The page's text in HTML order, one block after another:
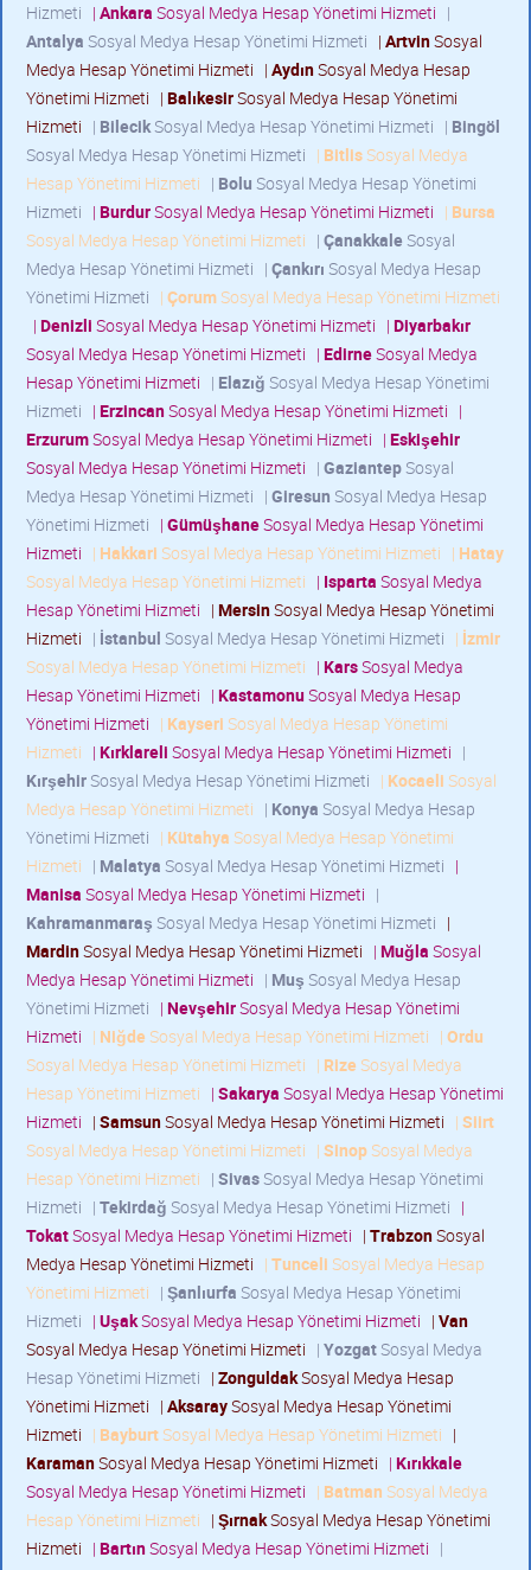
Hizmeti | Ankara Sosyal Medya Hesap Yönetimi Hizmeti |
Antalya Sosyal Medya Hesap Yönetimi Hizmeti | ArtvinSosyal
Medya Hesap Yönetimi Hizmeti | AydınSosyal Medya Hesap
Yönetimi Hizmeti | BalıkesirSosyal Medya Hesap Yönetimi
Hizmeti | BilecikSosyal Medya Hesap Yönetimi Hizmeti | Bingöl
Sosyal Medya Hesap Yönetimi Hizmeti | BitlisSosyal Medya
Hesap Yönetimi Hizmeti | Bolu Sosyal Medya Hesap Yönetimi
Hizmeti | BurdurSosyal Medya Hesap Yönetimi Hizmeti | Bursa
Sosyal Medya Hesap Yönetimi Hizmeti | Çanakkale Sosyal
Medya Hesap Yönetimi Hizmeti | Çankırı Sosyal Medya Hesap
Yönetimi Hizmeti | ÇorumSosyal Medya Hesap Yönetimi Hizmeti
| Denizli Sosyal Medya Hesap Yönetimi Hizmeti | Diyarbakır
Sosyal Medya Hesap Yönetimi Hizmeti | EdirneSosyal Medya
Hesap Yönetimi Hizmeti | Elazığ Sosyal Medya Hesap Yönetimi
Hizmeti | ErzincanSosyal Medya Hesap Yönetimi Hizmeti |
ErzurumSosyal Medya Hesap Yönetimi Hizmeti | Eskişehir
Sosyal Medya Hesap Yönetimi Hizmeti | GaziantepSosyal
Medya Hesap Yönetimi Hizmeti | Giresun Sosyal Medya Hesap
Yönetimi Hizmeti | GümüşhaneSosyal Medya Hesap Yönetimi
Hizmeti | Hakkari Sosyal Medya Hesap Yönetimi Hizmeti | Hatay
Sosyal Medya Hesap Yönetimi Hizmeti | Isparta Sosyal Medya
Hesap Yönetimi Hizmeti | MersinSosyal Medya Hesap Yönetimi
Hizmeti | İstanbul Sosyal Medya Hesap Yönetimi Hizmeti | İzmir
Sosyal Medya Hesap Yönetimi Hizmeti | KarsSosyal Medya
Hesap Yönetimi Hizmeti | KastamonuSosyal Medya Hesap
Yönetimi Hizmeti | Kayseri Sosyal Medya Hesap Yönetimi
Hizmeti | Kırklareli Sosyal Medya Hesap Yönetimi Hizmeti |
KırşehirSosyal Medya Hesap Yönetimi Hizmeti | Kocaeli Sosyal
Medya Hesap Yönetimi Hizmeti | Konya Sosyal Medya Hesap
Yönetimi Hizmeti | Kütahya Sosyal Medya Hesap Yönetimi
Hizmeti | Malatya Sosyal Medya Hesap Yönetimi Hizmeti |
Manisa Sosyal Medya Hesap Yönetimi Hizmeti |
Kahramanmaraş Sosyal Medya Hesap Yönetimi Hizmeti |
MardinSosyal Medya Hesap Yönetimi Hizmeti | Muğla Sosyal
Medya Hesap Yönetimi Hizmeti | Muş Sosyal Medya Hesap
Yönetimi Hizmeti | NevşehirSosyal Medya Hesap Yönetimi
Hizmeti | Niğde Sosyal Medya Hesap Yönetimi Hizmeti | Ordu
Sosyal Medya Hesap Yönetimi Hizmeti | Rize Sosyal Medya
Hesap Yönetimi Hizmeti | Sakarya Sosyal Medya Hesap Yönetimi
Hizmeti | SamsunSosyal Medya Hesap Yönetimi Hizmeti | Siirt
Sosyal Medya Hesap Yönetimi Hizmeti | SinopSosyal Medya
Hesap Yönetimi Hizmeti | SivasSosyal Medya Hesap Yönetimi
Hizmeti | Tekirdağ Sosyal Medya Hesap Yönetimi Hizmeti |
TokatSosyal Medya Hesap Yönetimi Hizmeti | TrabzonSosyal
Medya Hesap Yönetimi Hizmeti | Tunceli Sosyal Medya Hesap
Yönetimi Hizmeti | Şanlıurfa Sosyal Medya Hesap Yönetimi
Hizmeti | UşakSosyal Medya Hesap Yönetimi Hizmeti | Van
Sosyal Medya Hesap Yönetimi Hizmeti | YozgatSosyal Medya
Hesap Yönetimi Hizmeti | ZonguldakSosyal Medya Hesap
Yönetimi Hizmeti | AksaraySosyal Medya Hesap Yönetimi
Hizmeti | BayburtSosyal Medya Hesap Yönetimi Hizmeti |
KaramanSosyal Medya Hesap Yönetimi Hizmeti | Kırıkkale
Sosyal Medya Hesap Yönetimi Hizmeti | Batman Sosyal Medya
Hesap Yönetimi Hizmeti | ŞırnakSosyal Medya Hesap Yönetimi
Hizmeti | BartınSosyal Medya Hesap Yönetimi Hizmeti |